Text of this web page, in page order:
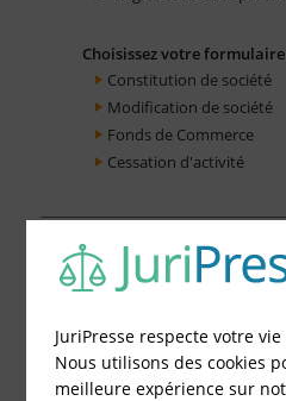
Choisissez votre
Constitution de société
Modification de société
Fonds de Commerce
Cessation d'activité
JuriPresse respecte votre
Nous utilisons des cookies
meilleure expérience sur